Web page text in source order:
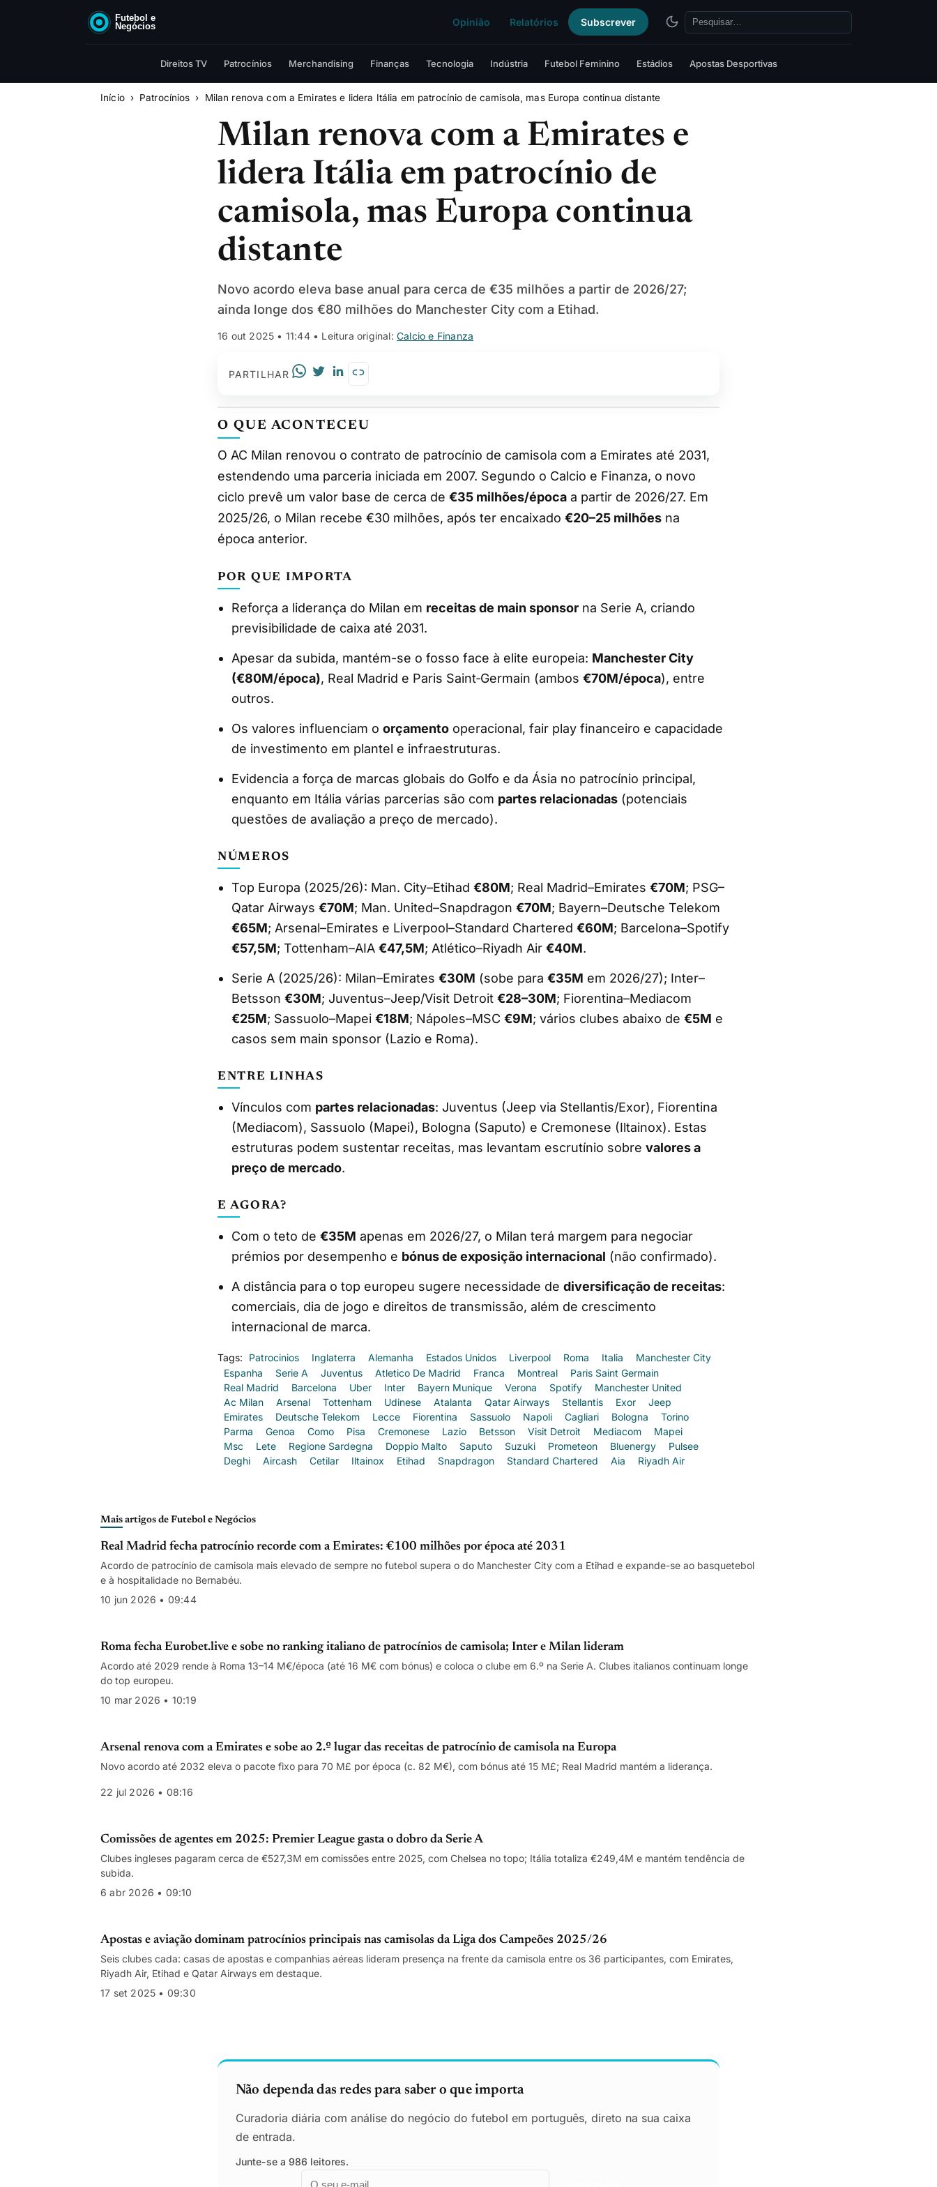
Opinião Relatórios Subscrever
Direitos TV Patrocínios Merchandising Finanças Tecnologia Indústria Futebol Feminino Estádios Apostas Desportivas
Início Patrocínios Milan renova com a Emirates e lidera Itália em patrocínio de camisola, mas Europa continua distante
Milan renova com a Emirates e
lidera Itália em patrocínio de
camisola, mas Europa continua
distante
Novo acordo eleva base anual para cerca de €35 milhões a partir de 2026/27;
ainda longe dos €80 milhões do Manchester City com a Etihad.
16 out 2025 • 11:44 • Leitura original:Calcio e Finanza
PARTILHAR
O QUE ACONTECEU
O AC Milan renovou o contrato de patrocínio de camisola com a Emirates até 2031,
estendendo uma parceria iniciada em 2007. Segundo o Calcio e Finanza, o novo
ciclo prevê um valor base de cerca de €35 milhões/época a partir de 2026/27. Em
2025/26, o Milan recebe €30 milhões, após ter encaixado €20–25 milhões na
época anterior.
POR QUE IMPORTA
Reforça a liderança do Milan em receitas de main sponsor na Serie A, criando
previsibilidade de caixa até 2031.
Apesar da subida, mantém-se o fosso face à elite europeia: Manchester City
(€80M/época), Real Madrid e Paris Saint‑Germain (ambos €70M/época), entre
outros.
Os valores influenciam o orçamento operacional, fair play financeiro e capacidade
de investimento em plantel e infraestruturas.
Evidencia a força de marcas globais do Golfo e da Ásia no patrocínio principal,
enquanto em Itália várias parcerias são com partes relacionadas (potenciais
questões de avaliação a preço de mercado).
NÚMEROS
Top Europa (2025/26): Man. City–Etihad €80M; Real Madrid–Emirates €70M; PSG–
Qatar Airways €70M; Man. United–Snapdragon €70M; Bayern–Deutsche Telekom
€65M; Arsenal–Emirates e Liverpool–Standard Chartered €60M; Barcelona–Spotify
€57,5M; Tottenham–AIA €47,5M; Atlético–Riyadh Air €40M.
Serie A (2025/26): Milan–Emirates €30M (sobe para €35M em 2026/27); Inter–
Betsson €30M; Juventus–Jeep/Visit Detroit €28–30M; Fiorentina–Mediacom
€25M; Sassuolo–Mapei €18M; Nápoles–MSC €9M; vários clubes abaixo de €5M e
casos sem main sponsor (Lazio e Roma).
ENTRE LINHAS
Vínculos com partes relacionadas: Juventus (Jeep via Stellantis/Exor), Fiorentina
(Mediacom), Sassuolo (Mapei), Bologna (Saputo) e Cremonese (Iltainox). Estas
estruturas podem sustentar receitas, mas levantam escrutínio sobre valores a
preço de mercado.
E AGORA?
Com o teto de €35M apenas em 2026/27, o Milan terá margem para negociar
prémios por desempenho e bónus de exposição internacional (não confirmado).
A distância para o top europeu sugere necessidade de diversificação de receitas:
comerciais, dia de jogo e direitos de transmissão, além de crescimento
internacional de marca.
Tags: Patrocinios Inglaterra Alemanha Estados Unidos Liverpool Roma Italia
Manchester City
Espanha
Serie A Juventus Atletico De Madrid Franca Montreal
Paris Saint Germain
Real Madrid
Barcelona Uber Inter Bayern Munique Verona Spotify
Manchester United
Ac Milan
Arsenal Tottenham Udinese Atalanta Qatar Airways Stellantis Exor
Jeep
Emirates
Deutsche Telekom Lecce Fiorentina Sassuolo Napoli Cagliari Bologna
Torino
Parma
Genoa Como Pisa Cremonese Lazio Betsson Visit Detroit Mediacom
Mapei
Msc
Lete Regione Sardegna Doppio Malto Saputo Suzuki Prometeon Bluenergy
Pulsee
Deghi
Aircash Cetilar Iltainox Etihad Snapdragon Standard Chartered Aia Riyadh Air
Mais artigos de Futebol e Negócios
Real Madrid fecha patrocínio recorde com a Emirates: €100 milhões por época até 2031
Acordo de patrocínio de camisola mais elevado de sempre no futebol supera o do Manchester City com a Etihad e expande-se ao basquetebol
e à hospitalidade no Bernabéu.
10 jun 2026 • 09:44
Roma fecha Eurobet.live e sobe no ranking italiano de patrocínios de camisola; Inter e Milan lideram
Acordo até 2029 rende à Roma 13–14 M€/época (até 16 M€ com bónus) e coloca o clube em 6.º na Serie A. Clubes italianos continuam longe
do top europeu.
10 mar 2026 • 10:19
Arsenal renova com a Emirates e sobe ao 2.º lugar das receitas de patrocínio de camisola na Europa
Novo acordo até 2032 eleva o pacote fixo para 70 M£ por época (c. 82 M€), com bónus até 15 M£; Real Madrid mantém a liderança.
22 jul 2026 • 08:16
Comissões de agentes em 2025: Premier League gasta o dobro da Serie A
Clubes ingleses pagaram cerca de €527,3M em comissões entre 2025, com Chelsea no topo; Itália totaliza €249,4M e mantém tendência de
subida.
6 abr 2026 • 09:10
Apostas e aviação dominam patrocínios principais nas camisolas da Liga dos Campeões 2025/26
Seis clubes cada: casas de apostas e companhias aéreas lideram presença na frente da camisola entre os 36 participantes, com Emirates,
Riyadh Air, Etihad e Qatar Airways em destaque.
17 set 2025 • 09:30
Não dependa das redes para saber o que importa
Curadoria diária com análise do negócio do futebol em português, direto na sua caixa
de entrada.
Junte-se a 986 leitores.
Email
Empresa